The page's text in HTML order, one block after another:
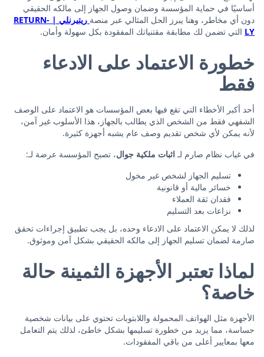
أساسيًا في حماية المؤسسة وضمان وصول الجهاز إلى مالكه الحقيقي
دون أي مخاطر، وهنا يبرز الحل المثالي عبر منصة
ريتيرنلي | RETURN-
LY التي تضمن لك مطابقة مقتنياتك المفقودة بكل سهولة وأمان.
خطورة الاعتماد على الادعاء
فقط
أحد أكبر الأخطاء التي تقع فيها بعض المؤسسات هو الاعتماد على الوصف
الشفهي فقط من الشخص الذي يطالب بالجهاز، هذا الأسلوب غير آمن،
لأنه يمكن لأي شخص تقديم وصف عام يشبه أجهزة كثيرة.
في غياب نظام صارم لـاثبات ملكية جوال، تصبح المؤسسة عرضة لـ:
تسليم الجهاز لشخص غير مخول
خسائر مالية أو قانونية
فقدان ثقة العملاء
نزاعات بعد التسليم
لذلك لا يمكن الاعتماد على الادعاء وحده، بل يجب تطبيق إجراءات تحقق
صارمة لضمان تسليم الجهاز إلى مالكه الحقيقي بشكل آمن وموثوق.
لماذا تعتبر الأجهزة الثمينة حالة
خاصة؟
الأجهزة مثل الهواتف المحمولة واللابتوبات تحتوي على بيانات شخصية
حساسة، مما يزيد من خطورة تسليمها بشكل خاطئ، لذلك يتم التعامل
معها بمعايير أعلى من باقي المفقودات.